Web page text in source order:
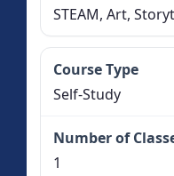
STEAM, Art,
Self-Study
1